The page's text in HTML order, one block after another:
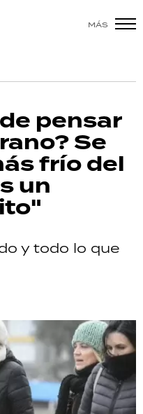
MÁS
pensar
Se
frío del
un
y todo lo que